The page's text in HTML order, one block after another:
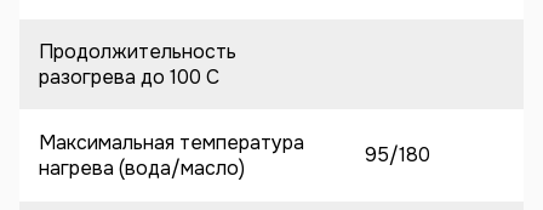
Продолжительность
разогрева до 100 C
Максимальная температура
нагрева (вода/масло)
95/180